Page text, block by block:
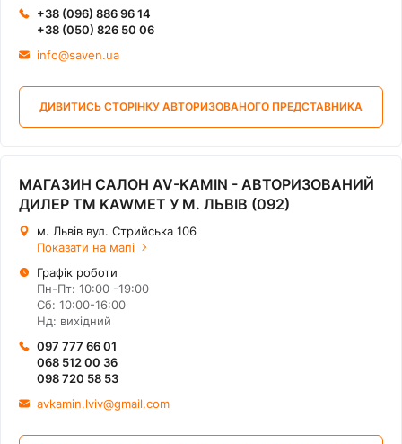
+38 (096) 886 96 14
+38 (050) 826 50 06
info@saven.ua
ДИВИТИСЬ СТОРІНКУ АВТОРИЗОВАНОГО ПРЕДСТАВНИКА
МАГАЗИН САЛОН AV-KAMIN - АВТОРИЗОВАНИЙ
ДИЛЕР ТМ KAWMET У М. ЛЬВІВ (092)
м. Львів вул. Стрийська 106
Показати на мапі
Графік роботи
Пн-Пт: 10:00 -19:00
Сб: 10:00-16:00
Нд: вихідний
097 777 66 01
068 512 00 36
098 720 58 53
avkamin.lviv@gmail.com